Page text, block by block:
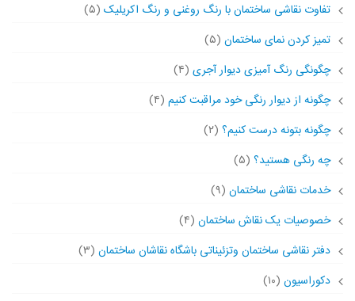
تفاوت نقاشی ساختمان با رنگ روغنی و رنگ اکریلیک (۵)
تمیز کردن نمای ساختمان (۵)
چگونگی رنگ آمیزی دیوار آجری (۴)
چگونه از دیوار رنگی خود مراقبت کنیم (۴)
چگونه بتونه درست کنیم؟ (۲)
چه رنگی هستید؟ (۵)
خدمات نقاشی ساختمان (۹)
خصوصیات یک نقاش ساختمان (۴)
دفتر نقاشی ساختمان وتزئیناتی باشگاه نقاشان ساختمان (۳)
دکوراسیون (۱۰)